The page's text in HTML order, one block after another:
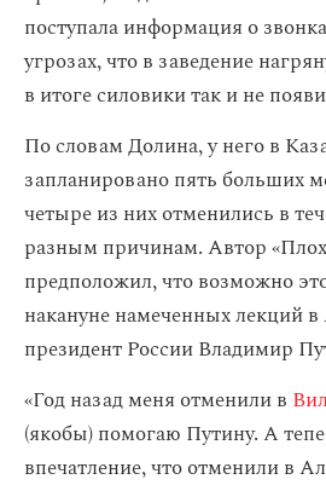
поступала информация о
угрозах, что в заведение
в итоге силовики так и не
По словам Долина, у него в
запланировано пять больших
четыре из них отменились в
разным причинам. Автор
предположил, что возможно
накануне намеченных лекций
президент России Владимир
«Год назад меня отменили в
(якобы) помогаю Путину. А
впечатление, что отменили в